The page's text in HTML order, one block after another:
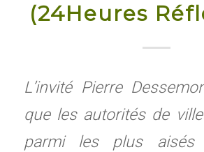
(24Heures
L’invité Pierre
que les autorités de
parmi les plus aisés